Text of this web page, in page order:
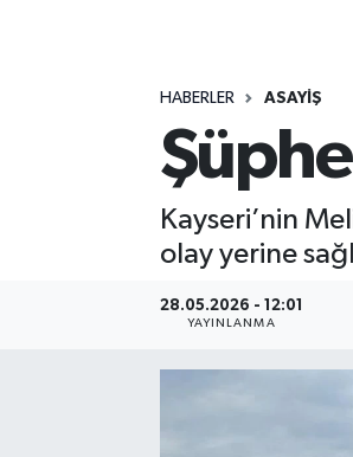
HABERLER ASAYİŞ
Kayseri’nin
olay yerine
28.05.2026 - 12:01
YAYINLANMA
ÖZEL HABER
RESMİ İLANLAR